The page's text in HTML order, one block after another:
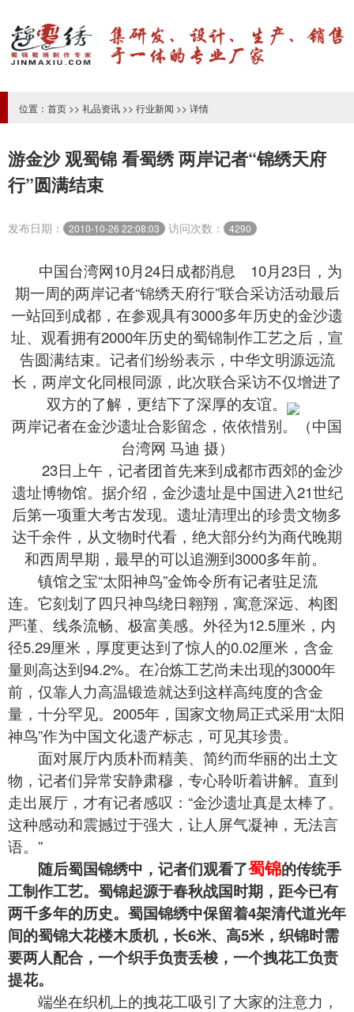
位置： 首页 >> 礼品资讯 >> 行业新闻 >> 详情
游金沙 观蜀锦 看蜀绣 两岸记者“锦绣天府
行”圆满结束
发布日期： 2010-10-26 22:08:03 访问次数： 4290
中国台湾网10月24日成都消息 10月23日，为
期一周的两岸记者“锦绣天府行”联合采访活动最后
一站回到成都，在参观具有3000多年历史的金沙遗
址、观看拥有2000年历史的蜀锦制作工艺之后，宣
告圆满结束。记者们纷纷表示，中华文明源远流
长，两岸文化同根同源，此次联合采访不仅增进了
双方的了解，更结下了深厚的友谊。
两岸记者在金沙遗址合影留念，依依惜别。（中国
台湾网 马迪 摄）
23日上午，记者团首先来到成都市西郊的金沙
遗址博物馆。据介绍，金沙遗址是中国进入21世纪
后第一项重大考古发现。遗址清理出的珍贵文物多
达千余件，从文物时代看，绝大部分约为商代晚期
和西周早期，最早的可以追溯到3000多年前。
镇馆之宝“太阳神鸟”金饰令所有记者驻足流
连。它刻划了四只神鸟绕日翱翔，寓意深远、构图
严谨、线条流畅、极富美感。外径为12.5厘米，内
径5.29厘米，厚度更达到了惊人的0.02厘米，含金
量则高达到94.2%。在冶炼工艺尚未出现的3000年
前，仅靠人力高温锻造就达到这样高纯度的含金
量，十分罕见。2005年，国家文物局正式采用“太阳
神鸟”作为中国文化遗产标志，可见其珍贵。
面对展厅内质朴而精美、简约而华丽的出土文
物，记者们异常安静肃穆，专心聆听着讲解。直到
走出展厅，才有记者感叹：“金沙遗址真是太棒了。
这种感动和震撼过于强大，让人屏气凝神，无法言
语。”
随后蜀国锦绣中，记者们观看了蜀锦的传统手
工制作工艺。蜀锦起源于春秋战国时期，距今已有
两千多年的历史。蜀国锦绣中保留着4架清代道光年
间的蜀锦大花楼木质机，长6米、高5米，织锦时需
要两人配合，一个织手负责丢梭，一个拽花工负责
提花。
端坐在织机上的拽花工吸引了大家的注意力，